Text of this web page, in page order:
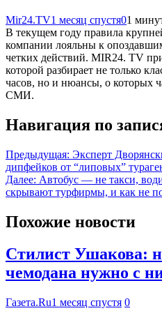
Mir24.TV1 месяц спустя01
В текущем году правила
компании лояльны к
четких действий. MIR24. TV
которой разбирает не только
часов, но и нюансы, о которых
СМИ.
Навигация по
Предыдущая: Эксперт
дипфейков от “липовых”
Далее: Автобус — не такси,
скрывают турфирмы, и как не
Похожие новости
Стилист Ушакова:
чемодана нужно с
Газета.Ru1 месяц спустя 0